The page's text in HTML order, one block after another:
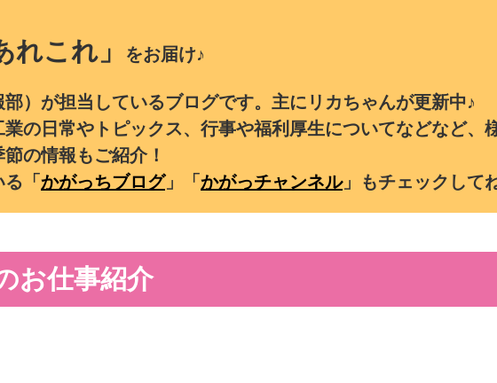
れこれ」 をお届け♪
）が担当しているブログです。主にリカちゃんが更新中♪
の日常やトピックス、行事や福利厚生についてなどなど、
の情報もご紹介！
「 かがっちブログ」「 かがっチャンネル」もチェックして
お仕事紹介